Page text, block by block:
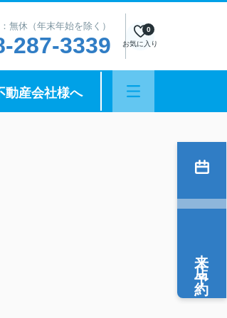
休（年末年始を除く）
287-3339 お気に入り
0
動産会社様へ
来店予約